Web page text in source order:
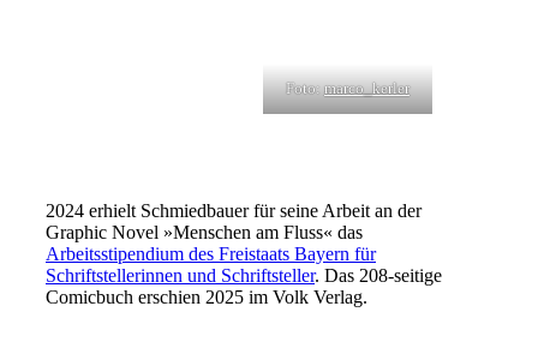
Foto:marco_kerler
2024 erhielt Schmiedbauer für seine Arbeit an der
Graphic Novel »Menschen am Fluss« das
Arbeitsstipendium des Freistaats Bayern für
Schriftstellerinnen und Schriftsteller. Das 208-seitige
Comicbuch erschien 2025 im Volk Verlag.